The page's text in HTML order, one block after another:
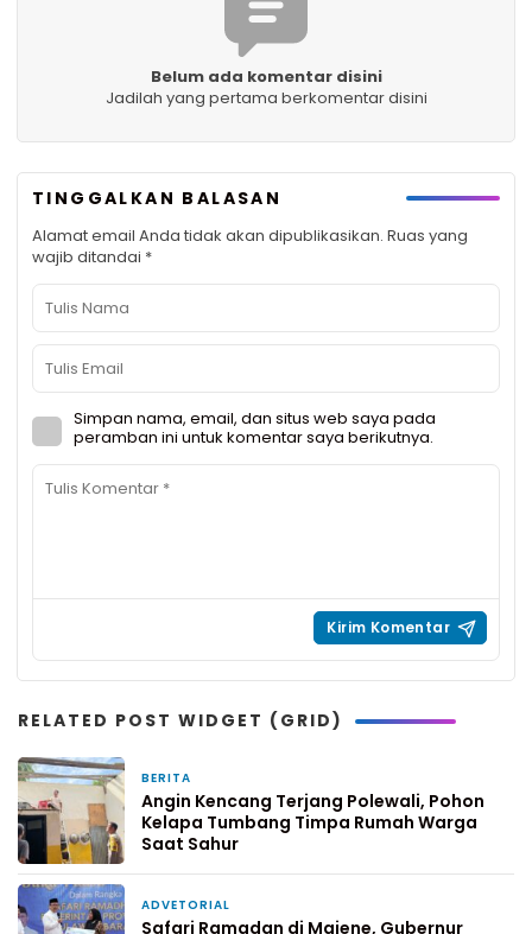
Belum ada komentar disini
Jadilah yang pertama berkomentar disini
TINGGALKAN BALASAN
Alamat email Anda tidak akan dipublikasikan. Ruas yang
wajib ditandai *
Simpan nama, email, dan situs web saya pada
peramban ini untuk komentar saya berikutnya.
RELATED POST WIDGET (GRID)
BERITA
Angin Kencang Terjang Polewali, Pohon
Kelapa Tumbang Timpa Rumah Warga
Saat Sahur
ADVETORIAL
Safari Ramadan di Majene, Gubernur